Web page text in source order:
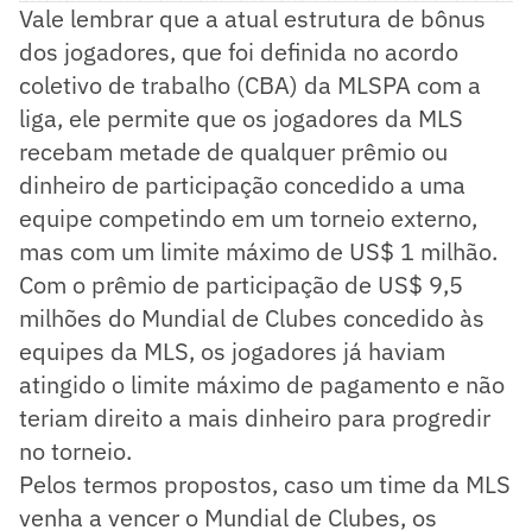
Vale lembrar que a atual estrutura de bônus
dos jogadores, que foi definida no acordo
coletivo de trabalho (CBA) da MLSPA com a
liga, ele permite que os jogadores da MLS
recebam metade de qualquer prêmio ou
dinheiro de participação concedido a uma
equipe competindo em um torneio externo,
mas com um limite máximo de US$ 1 milhão.
Com o prêmio de participação de US$ 9,5
milhões do Mundial de Clubes concedido às
equipes da MLS, os jogadores já haviam
atingido o limite máximo de pagamento e não
teriam direito a mais dinheiro para progredir
no torneio.
Pelos termos propostos, caso um time da MLS
venha a vencer o Mundial de Clubes, os